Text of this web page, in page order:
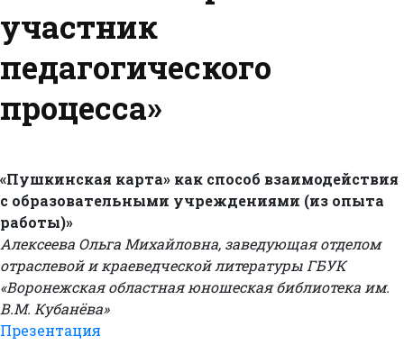
участник
педагогического
процесса»
«Пушкинская карта» как способ взаимодействия
с образовательными учреждениями (из опыта
работы)»
Алексеева Ольга Михайловна, заведующая отделом
отраслевой и краеведческой литературы ГБУК
«Воронежская областная юношеская библиотека им.
В.М. Кубанёва»
Презентация